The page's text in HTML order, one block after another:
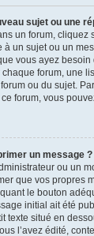
sujet ou une
un forum, cliquez
un sujet ou un
vous ayez besoin
forum, une
ou du sujet.
forum, vous
un message ?
ou un
que vos propres
le bouton
initial ait été
texte situé en
l’avez édité,